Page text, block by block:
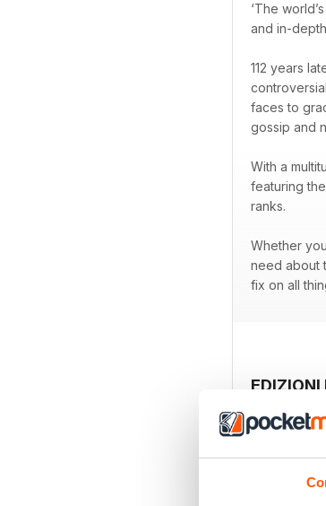
‘The
and in-
112 years
faces to
gossip and
With a
featuring
ranks.
Whether
need about
fix on all
EDIZIONI